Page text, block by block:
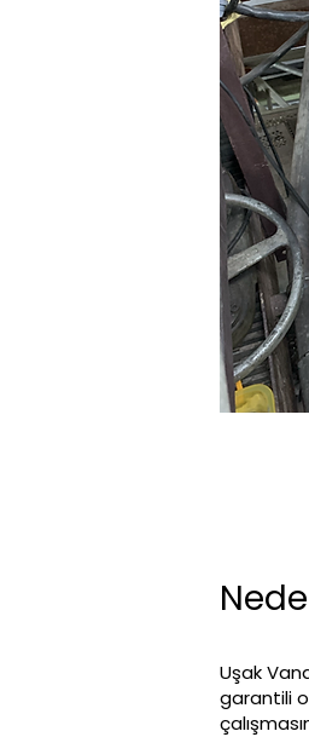
Uşak
garantili